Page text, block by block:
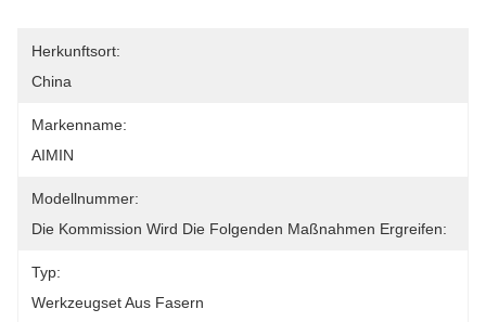
Herkunftsort:
China
Markenname:
AIMIN
Modellnummer:
Die Kommission Wird Die Folgenden Maßnahmen Ergreifen:
Typ:
Werkzeugset Aus Fasern